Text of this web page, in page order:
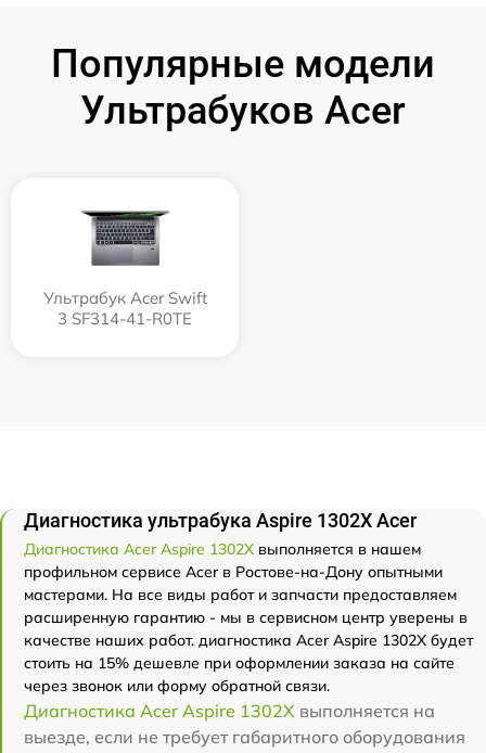
Популярные модели
Ультрабуков Acer
Ультрабук Acer Swift
3 SF314-41-R0TE
Диагностика ультрабука Aspire 1302X Acer
Диагностика Acer Aspire 1302X выполняется в нашем
профильном сервисе Acer в Ростове-на-Дону опытными
мастерами. На все виды работ и запчасти предоставляем
расширенную гарантию - мы в сервисном центр уверены в
качестве наших работ. диагностика Acer Aspire 1302X будет
стоить на 15% дешевле при оформлении заказа на сайте
через звонок или форму обратной связи.
Диагностика Acer Aspire 1302X выполняется на
выезде, если не требует габаритного оборудования